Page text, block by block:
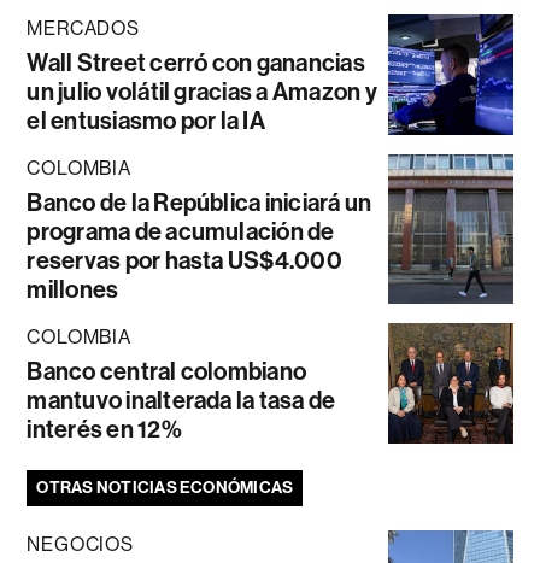
MERCADOS
Wall Street cerró con ganancias
un julio volátil gracias a Amazon y
el entusiasmo por la IA
COLOMBIA
Banco de la República iniciará un
programa de acumulación de
reservas por hasta US$4.000
millones
COLOMBIA
Banco central colombiano
mantuvo inalterada la tasa de
interés en 12%
OTRAS NOTICIAS ECONÓMICAS
NEGOCIOS